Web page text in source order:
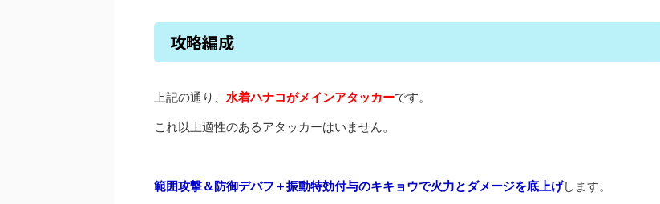
攻略編成
上記の通り、 水着ハナコがメインアタッカーです。
これ以上適性のあるアタッカーはいません。
範囲攻撃＆防御デバフ＋振動特効付与のキキョウで火力とダメージを底上げします。